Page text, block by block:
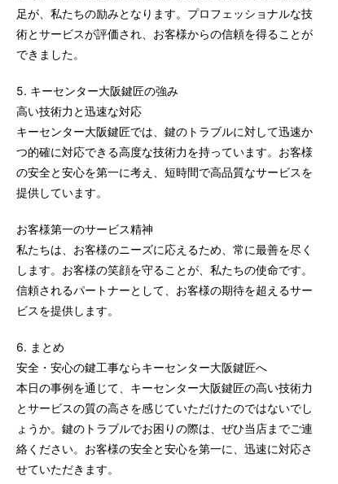
足が、私たちの励みとなります。プロフェッショナルな技
術とサービスが評価され、お客様からの信頼を得ることが
できました。
5. キーセンター大阪鍵匠の強み
高い技術力と迅速な対応
キーセンター大阪鍵匠では、鍵のトラブルに対して迅速か
つ的確に対応できる高度な技術力を持っています。お客様
の安全と安心を第一に考え、短時間で高品質なサービスを
提供しています。
お客様第一のサービス精神
私たちは、お客様のニーズに応えるため、常に最善を尽く
します。お客様の笑顔を守ることが、私たちの使命です。
信頼されるパートナーとして、お客様の期待を超えるサー
ビスを提供します。
6. まとめ
安全・安心の鍵工事ならキーセンター大阪鍵匠へ
本日の事例を通じて、キーセンター大阪鍵匠の高い技術力
とサービスの質の高さを感じていただけたのではないでし
ょうか。鍵のトラブルでお困りの際は、ぜひ当店までご連
絡ください。お客様の安全と安心を第一に、迅速に対応さ
せていただきます。